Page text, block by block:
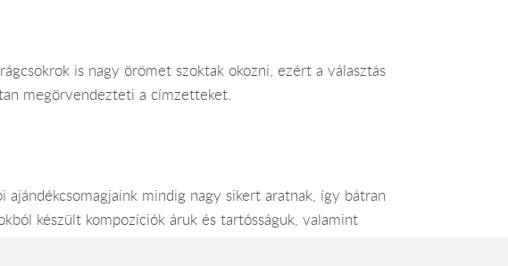
is nagy örömet szoktak okozni, ezért a választás
megörvendezteti a címzetteket.
mindig nagy sikert aratnak, így bátran
készült kompozíciók áruk és tartósságuk, valamint
anyák napjára.